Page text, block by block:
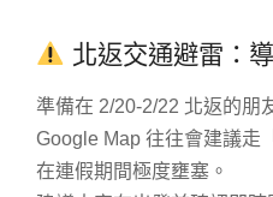
北返交通避雷：
準備在 2/20-2/22 北返的朋
Google Map 往往會建議走
在連假期間極度壅塞。